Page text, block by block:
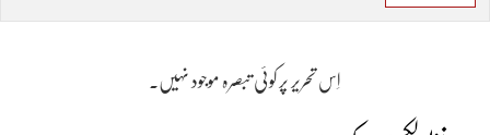
اِس تحریر پر کوئی تبصرہ موجود نہیں۔